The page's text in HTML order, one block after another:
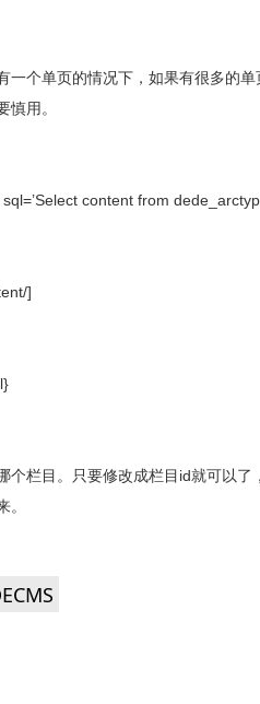
一个单页的情况下，如果有很多的
慎用。
content from
]
个栏目。只要修改成栏目id就可以
。